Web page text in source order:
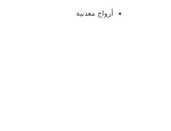
أرواح معدنية